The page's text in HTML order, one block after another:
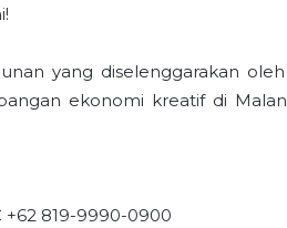
yang diselenggarakan
ekonomi kreatif di
+62 819-9990-0900